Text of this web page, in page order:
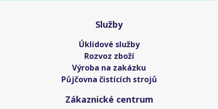
Služby
Úklidové služby
Rozvoz zboží
Výroba na zakázku
Půjčovna čistících strojů
Zákaznické centrum